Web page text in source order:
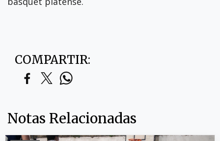
COMPARTIR:
Notas Relacionadas